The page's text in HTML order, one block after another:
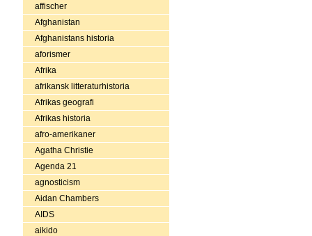
affischer
Afghanistan
Afghanistans historia
aforismer
Afrika
afrikansk litteraturhistoria
Afrikas geografi
Afrikas historia
afro-amerikaner
Agatha Christie
Agenda 21
agnosticism
Aidan Chambers
AIDS
aikido